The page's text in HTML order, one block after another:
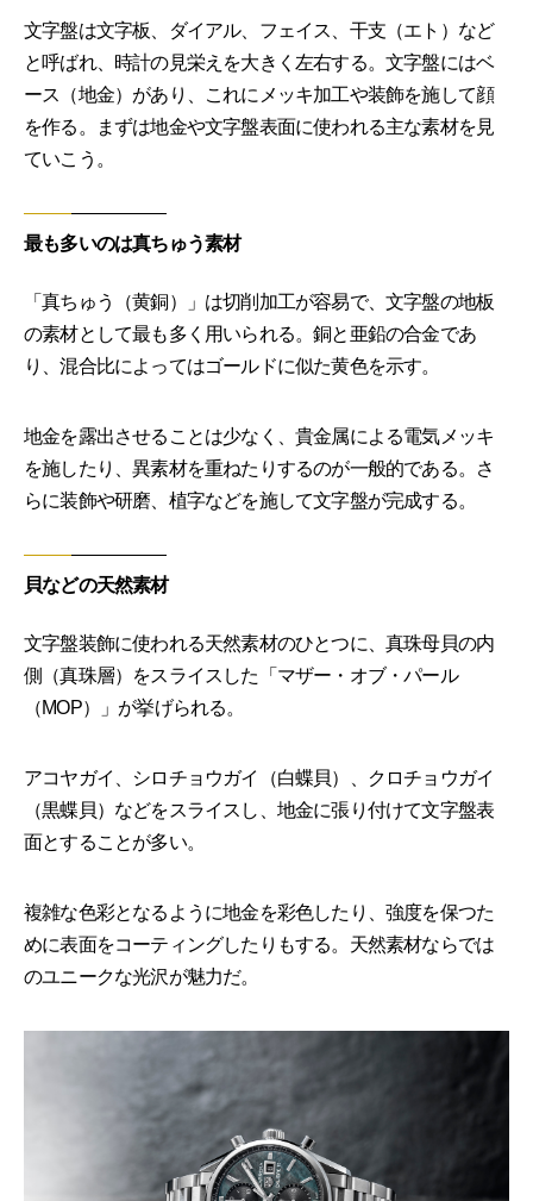
文字盤は文字板、ダイアル、フェイス、干支（エト）など
と呼ばれ、時計の見栄えを大きく左右する。文字盤にはベ
ース（地金）があり、これにメッキ加工や装飾を施して顔
を作る。まずは地金や文字盤表面に使われる主な素材を見
ていこう。
最も多いのは真ちゅう素材
「真ちゅう（黄銅）」は切削加工が容易で、文字盤の地板
の素材として最も多く用いられる。銅と亜鉛の合金であ
り、混合比によってはゴールドに似た黄色を示す。
地金を露出させることは少なく、貴金属による電気メッキ
を施したり、異素材を重ねたりするのが一般的である。さ
らに装飾や研磨、植字などを施して文字盤が完成する。
貝などの天然素材
文字盤装飾に使われる天然素材のひとつに、真珠母貝の内
側（真珠層）をスライスした「マザー・オブ・パール
（MOP）」が挙げられる。
アコヤガイ、シロチョウガイ（白蝶貝）、クロチョウガイ
（黒蝶貝）などをスライスし、地金に張り付けて文字盤表
面とすることが多い。
複雑な色彩となるように地金を彩色したり、強度を保つた
めに表面をコーティングしたりもする。天然素材ならでは
のユニークな光沢が魅力だ。